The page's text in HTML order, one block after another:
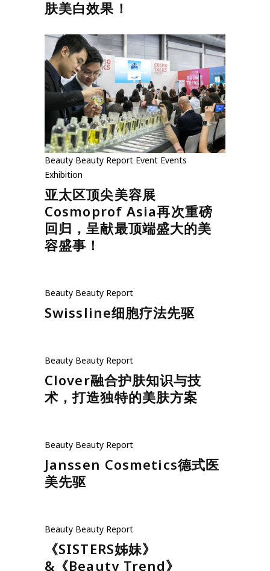
编辑体验：每天只需10分
你在家也能实现专业级的亮
肤美白效果！
Beauty Beauty Report Event Events
Exhibition
亚太区顶尖美容展
容盛事！
Swissline细胞疗法先驱
术，打造独特的美肤方案
美先驱